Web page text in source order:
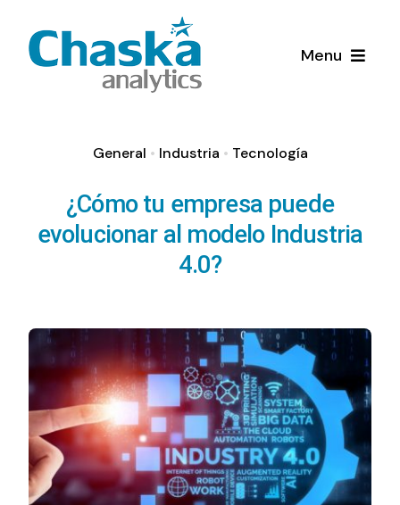
content
Menu
Servicios
Soluciones de Inteligencia Artificial y
Diagnósticos de Madurez digital
Capacitación
Convergencia Digital y Herramientas de
Gestión de Operaciones en la Industria
General • Industria • Tecnología
¿Cómo tu empresa puede
evolucionar al modelo Industria
4.0?